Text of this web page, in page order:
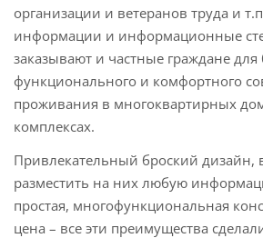
организации и ветеранов труда и
информации и информационные
заказывают и частные граждане для
функционального и комфортного
проживания в многоквартирных
комплексах.
Привлекательный броский дизайн,
разместить на них любую
простая, многофункциональная
цена – все эти преимущества